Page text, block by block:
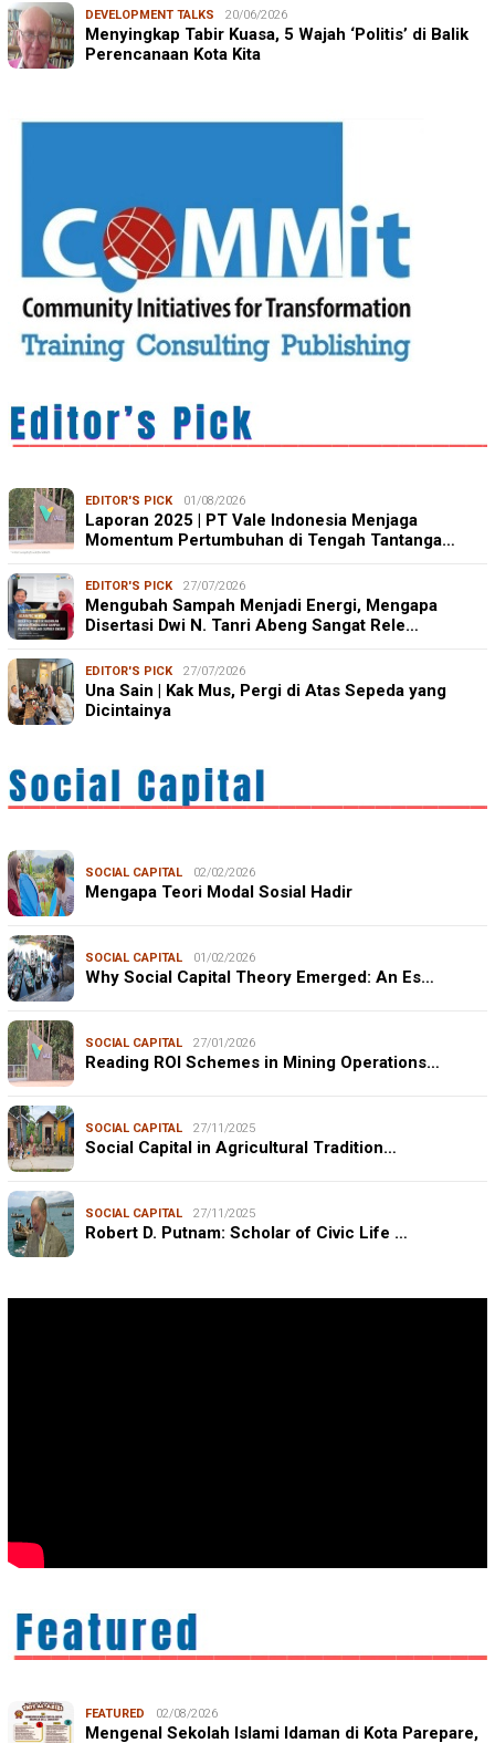
DEVELOPMENT TALKS 20/06/2026
Menyingkap Tabir Kuasa, 5 Wajah ‘Politis’ di Balik
Perencanaan Kota Kita
EDITOR'S PICK 01/08/2026
Laporan 2025 | PT Vale Indonesia Menjaga
Momentum Pertumbuhan di Tengah Tantanga…
EDITOR'S PICK 27/07/2026
Mengubah Sampah Menjadi Energi, Mengapa
Disertasi Dwi N. Tanri Abeng Sangat Rele…
EDITOR'S PICK 27/07/2026
Una Sain | Kak Mus, Pergi di Atas Sepeda yang
Dicintainya
SOCIAL CAPITAL 02/02/2026
Mengapa Teori Modal Sosial Hadir
SOCIAL CAPITAL 01/02/2026
Why Social Capital Theory Emerged: An Es…
SOCIAL CAPITAL 27/01/2026
Reading ROI Schemes in Mining Operations…
SOCIAL CAPITAL 27/11/2025
Social Capital in Agricultural Tradition…
SOCIAL CAPITAL 27/11/2025
Robert D. Putnam: Scholar of Civic Life …
FEATURED 02/08/2026
Mengenal Sekolah Islami Idaman di Kota Parepare,